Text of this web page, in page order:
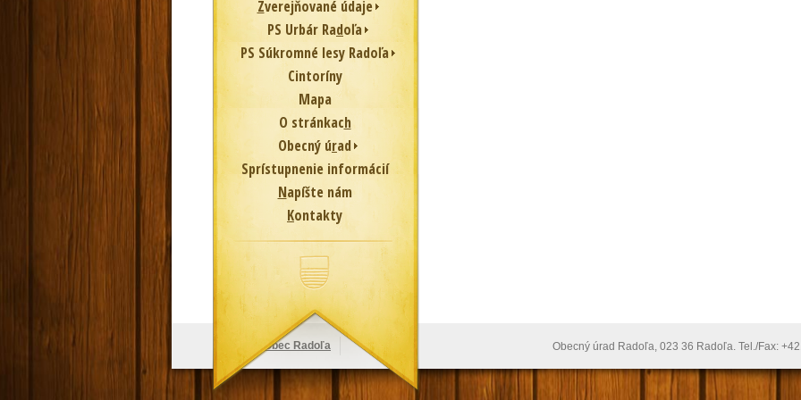
Zverejňované údaje
PS Urbár Radoľa
PS Súkromné lesy Radoľa
Cintoríny
Mapa
O stránkach
Obecný úrad
Sprístupnenie informácií
Napíšte nám
Kontakty
© 2026Obec Radoľa Obecný úrad Radoľa, 023 36 Radoľa. Tel./Fax: